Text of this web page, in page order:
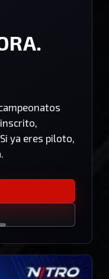
ya eres piloto,